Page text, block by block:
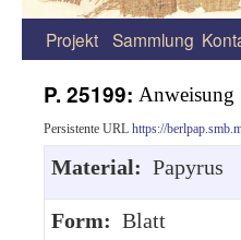
Zum
springen
Projekt Sammlung
P. 25199: Anweisung
Persistente URL https://
Material: Papyrus
Form: Blatt